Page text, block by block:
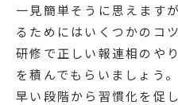
一見簡単そうに思えます
るためにはいくつかのコ
研修で正しい報連相のや
を積んでもらいましょう。
早い段階から習慣化を促